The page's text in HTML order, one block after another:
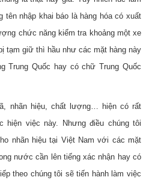
tên nhập khai báo là hàng hóa có xuất
chức năng kiểm tra khoảng một xe
tạm giữ thì hầu như các mặt hàng này
Trung Quốc hay có chữ Trung Quốc
nhãn hiệu, chất lượng… hiện có rất
hiện việc này. Nhưng điều chúng tôi
nhãn hiệu tại Việt Nam với các mặt
nước cần lên tiếng xác nhận hay có
theo chúng tôi sẽ tiến hành làm việc